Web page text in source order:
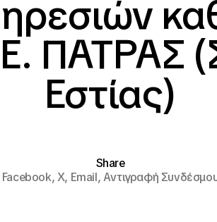
ΠΑΤΡΑΣ
Εστίας)
Share
Facebook,X, Email,Αντιγραφή